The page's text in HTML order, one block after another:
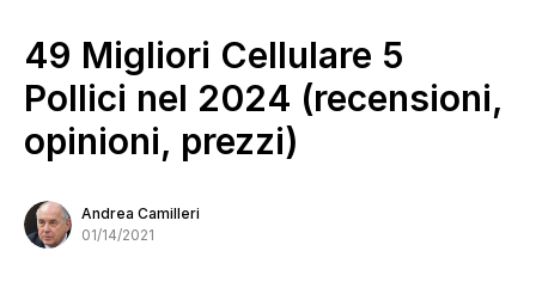
49 Migliori Cellulare 5
Pollici nel 2024 (recensioni,
opinioni, prezzi)
Andrea Camilleri
01/14/2021